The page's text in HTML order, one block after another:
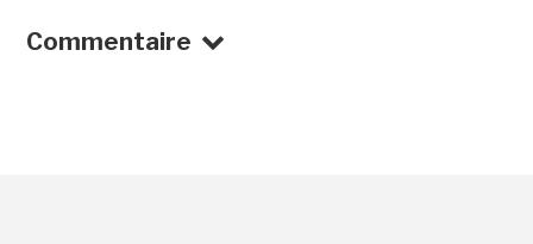
Commentaire